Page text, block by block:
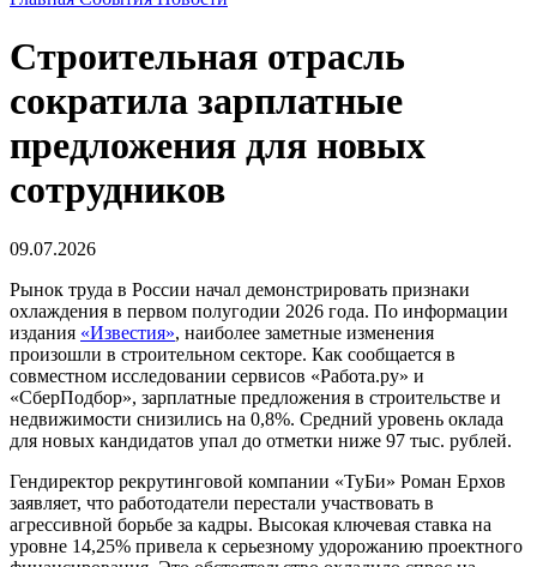
Строительная отрасль
сократила зарплатные
предложения для новых
сотрудников
09.07.2026
Рынок труда в России начал демонстрировать признаки
охлаждения в первом полугодии 2026 года. По информации
издания «Известия», наиболее заметные изменения
произошли в строительном секторе. Как сообщается в
совместном исследовании сервисов «Работа.ру» и
«СберПодбор», зарплатные предложения в строительстве и
недвижимости снизились на 0,8%. Средний уровень оклада
для новых кандидатов упал до отметки ниже 97 тыс. рублей.
Гендиректор рекрутинговой компании «ТуБи» Роман Ерхов
заявляет, что работодатели перестали участвовать в
агрессивной борьбе за кадры. Высокая ключевая ставка на
уровне 14,25% привела к серьезному удорожанию проектного